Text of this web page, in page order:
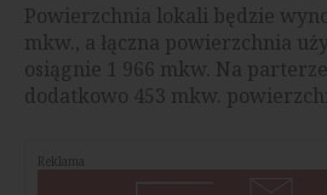
Powierzchnia lokali będzie
mkw., a łączna powierzchnia
osiągnie 1 966 mkw. Na
dodatkowo 453 mkw.
Reklama